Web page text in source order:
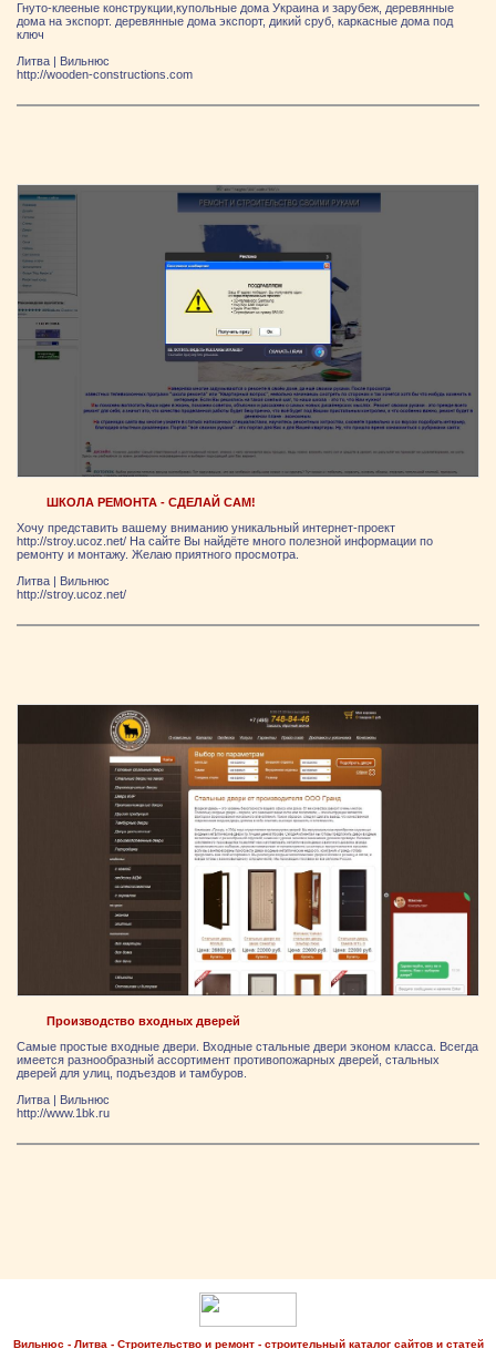
Гнуто-клееные конструкции,купольные дома Украина и зарубеж, деревянные
дома на экспорт. деревянные дома экспорт, дикий сруб, каркасные дома под
ключ
Литва
Вильнюс
http://wooden-constructions.com
ШКОЛА РЕМОНТА - СДЕЛАЙ САМ!
Хочу представить вашему вниманию уникальный интернет-проект
http://stroy.ucoz.net/ На сайте Вы найдёте много полезной информации по
ремонту и монтажу. Желаю приятного просмотра.
Литва | Вильнюс
http://stroy.ucoz.net/
Производство входных дверей
Самые простые входные двери. Входные стальные двери эконом класса. Всегда
имеется разнообразный ассортимент противопожарных дверей, стальных
дверей для улиц, подъездов и тамбуров.
Литва
Вильнюс
http://www.1bk.ru
Вильнюс - Литва - Строительство и ремонт - строительный каталог сайтов и статей